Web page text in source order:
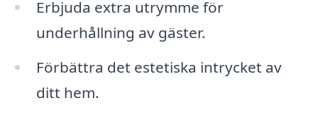
Erbjuda extra utrymme för
underhållning av gäster.
Förbättra det estetiska intrycket av
ditt hem.